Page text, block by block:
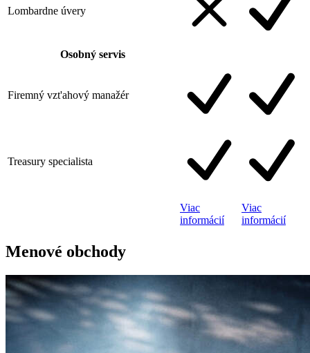
Lombardne úvery
Osobný servis
Firemný vzt'ahový manažér
Treasury specialista
Viac
informácií
Viac
informácií
Menové obchody